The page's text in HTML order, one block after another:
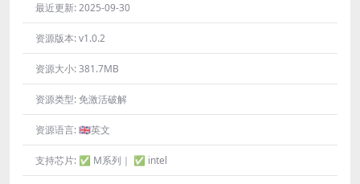
最近更新:2025-09-30
资源版本:v1.0.2
资源大小:381.7MB
资源类型:免激活破解
资源语言:🇬🇧英文
支持芯片: ✅ M系列｜ ✅ intel